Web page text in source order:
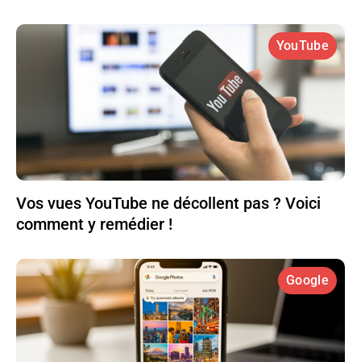
YouTube
Vos vues YouTube ne décollent pas ? Voici
comment y remédier !
Google